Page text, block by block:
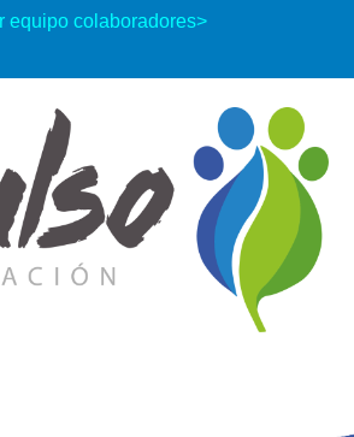
equipo colaboradores>